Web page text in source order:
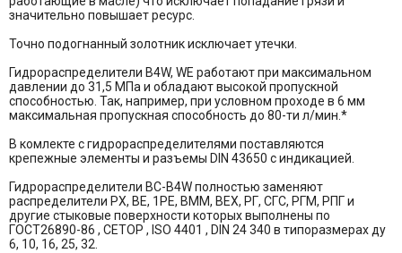
значительно повышает ресурс.
Точно подогнанный золотник исключает утечки.
Гидрораспределители B4W, WE работают при максимальном
давлении до 31,5 МПа и обладают высокой пропускной
способностью. Так, например, при условном проходе в 6 мм
максимальная пропускная способность до 80-ти л/мин.*
В комлекте с гидрораспределителями поставляются
крепежные элементы и разъемы DIN 43650 с индикацией.
Гидрораспределители BC-B4W полностью заменяют
распределители РХ, ВЕ, 1РЕ, ВММ, ВЕХ, РГ, СГС, РГМ, РПГ и
другие стыковые поверхности которых выполнены по
ГОСТ26890-86 , CETOP , ISO 4401 , DIN 24 340 в типоразмерах ду
6, 10, 16, 25, 32.